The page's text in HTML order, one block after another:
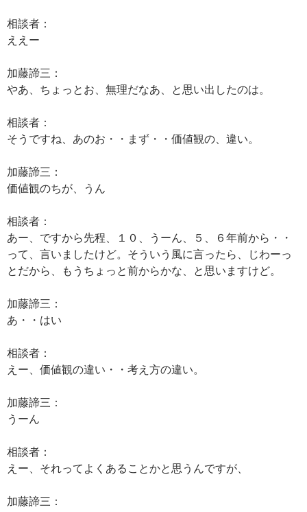
相談者：
ええー
加藤諦三：
やあ、ちょっとお、無理だなあ、と思い出したのは。
相談者：
そうですね、あのお・・まず・・価値観の、違い。
加藤諦三：
価値観のちが、うん
相談者：
あー、ですから先程、１０、うーん、５、６年前から・・
って、言いましたけど。そういう風に言ったら、じわーっ
とだから、もうちょっと前からかな、と思いますけど。
加藤諦三：
あ・・はい
相談者：
えー、価値観の違い・・考え方の違い。
加藤諦三：
うーん
相談者：
えー、それってよくあることかと思うんですが、
加藤諦三：